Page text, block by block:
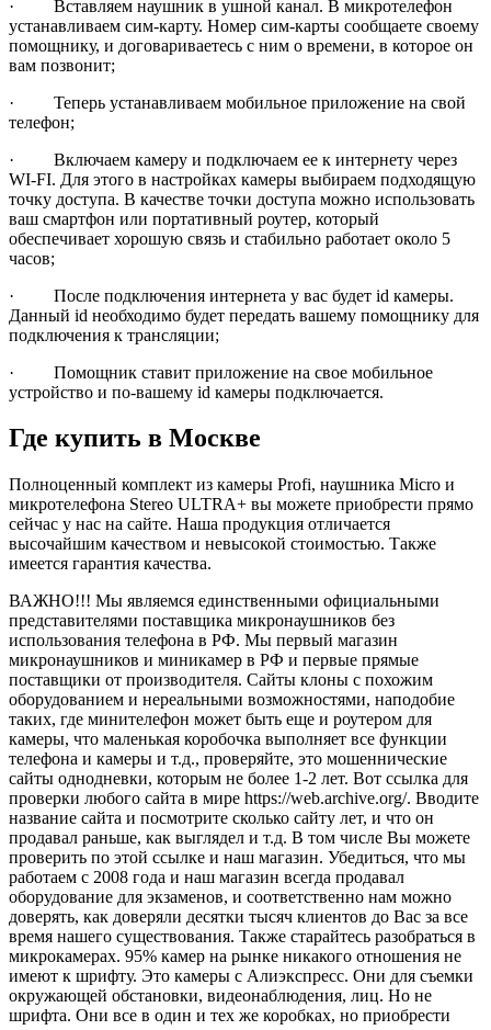
· Вставляем наушник в ушной канал. В микротелефон
устанавливаем сим-карту. Номер сим-карты сообщаете своему
помощнику, и договариваетесь с ним о времени, в которое он
вам позвонит;
· Теперь устанавливаем мобильное приложение на свой
телефон;
· Включаем камеру и подключаем ее к интернету через
WI-FI. Для этого в настройках камеры выбираем подходящую
точку доступа. В качестве точки доступа можно использовать
ваш смартфон или портативный роутер, который
обеспечивает хорошую связь и стабильно работает около 5
часов;
· После подключения интернета у вас будет id камеры.
Данный id необходимо будет передать вашему помощнику для
подключения к трансляции;
· Помощник ставит приложение на свое мобильное
устройство и по-вашему id камеры подключается.
Где купить в Москве
Полноценный комплект из камеры Profi, наушника Micro и
микротелефона Stereo ULTRA+ вы можете приобрести прямо
сейчас у нас на сайте. Наша продукция отличается
высочайшим качеством и невысокой стоимостью. Также
имеется гарантия качества.
ВАЖНО!!! Мы являемся единственными официальными
представителями поставщика микронаушников без
использования телефона в РФ. Мы первый магазин
микронаушников и миникамер в РФ и первые прямые
поставщики от производителя. Сайты клоны с похожим
оборудованием и нереальными возможностями, наподобие
таких, где минителефон может быть еще и роутером для
камеры, что маленькая коробочка выполняет все функции
телефона и камеры и т.д., проверяйте, это мошеннические
сайты однодневки, которым не более 1-2 лет. Вот ссылка для
проверки любого сайта в мире https://web.archive.org/. Вводите
название сайта и посмотрите сколько сайту лет, и что он
продавал раньше, как выглядел и т.д. В том числе Вы можете
проверить по этой ссылке и наш магазин. Убедиться, что мы
работаем с 2008 года и наш магазин всегда продавал
оборудование для экзаменов, и соответственно нам можно
доверять, как доверяли десятки тысяч клиентов до Вас за все
время нашего существования. Также старайтесь разобраться в
микрокамерах. 95% камер на рынке никакого отношения не
имеют к шрифту. Это камеры с Алиэкспресс. Они для съемки
окружающей обстановки, видеонаблюдения, лиц. Но не
шрифта. Они все в один и тех же коробках, но приобрести